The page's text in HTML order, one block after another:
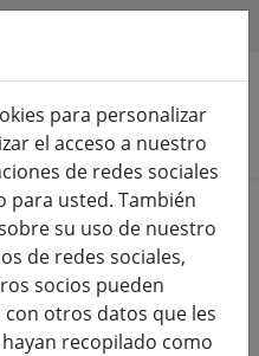
para personalizar
el acceso a nuestro
de redes sociales
para usted. También
su uso de nuestro
de redes sociales,
socios pueden
otros datos que les
recopilado como